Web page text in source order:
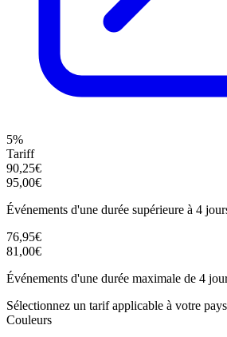
5%
Tariff
90,25€
95,00€
Événements d'une durée supérieure à 4
76,95€
81,00€
Événements d'une durée maximale de 4
Sélectionnez un tarif applicable à votre
Couleurs